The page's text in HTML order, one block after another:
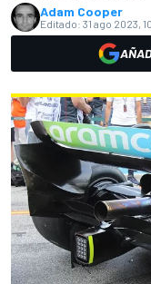
Adam Cooper
Editado: 31 ago 2023,